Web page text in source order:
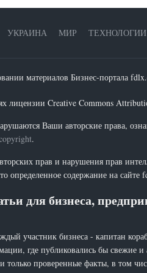
УКРАИНА МИР ТЕХНОЛОГИИ
материалов Бизнес-портала
лицензии Creative Commons
Ваши авторские права,
.
прав и нарушения прав
определенное содержание на
для бизнеса,
участник бизнеса - капитан
где публиковались бы свежие и
только проверенные факты, в том